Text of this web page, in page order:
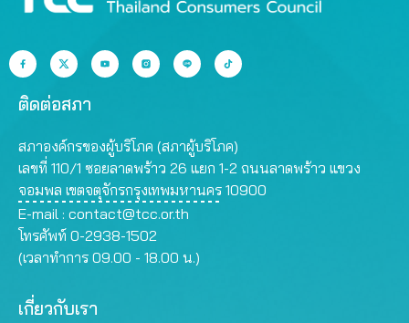
ติดต่อสภา
สภาองค์กรของผู้บริโภค (สภาผู้บริโภค)
เลขที่ 110/1 ซอยลาดพร้าว 26 แยก 1-2 ถนนลาดพร้าว แขวง
จอมพล เขตจตุจักรกรุงเทพมหานคร 10900
E-mail : contact@tcc.or.th
โทรศัพท์ 0-2938-1502
(เวลาทำการ 09.00 - 18.00 น.)
เกี่ยวกับเรา